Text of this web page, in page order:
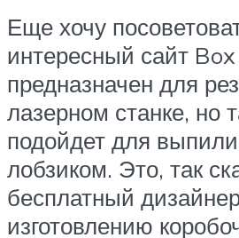
Еще хочу
интересный сайт
предназначен для
лазерном станке, но
подойдет для
лобзиком. Это, так
бесплатный
изготовлению